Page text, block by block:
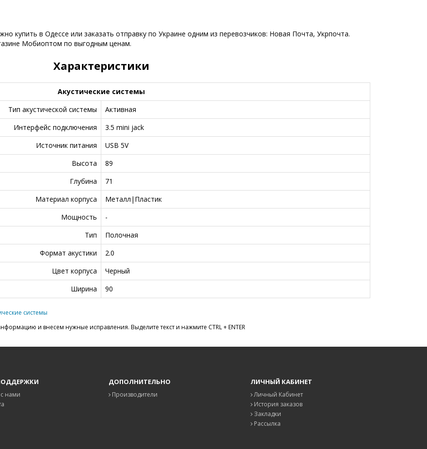
купить в Одессе или заказать отправку по Украине одним из перевозчиков: Новая Почта, Укрпочта.
Мобиоптом по выгодным ценам.
Характеристики
Акустические системы
Тип акустической системы
Активная
Интерфейс подключения
3.5 mini jack
Источник питания
USB 5V
Высота
89
Глубина
71
Материал корпуса
Металл|Пластик
Мощность
-
Тип
Полочная
Формат акустики
2.0
Цвет корпуса
Черный
Ширина
90
системы
и внесем нужные исправления. Выделите текст и нажмите CTRL + ENTER
нами
ДОПОЛНИТЕЛЬНО
Производители
ЛИЧНЫЙ КАБИНЕТ
Личный Кабинет
История заказов
Закладки
Рассылка